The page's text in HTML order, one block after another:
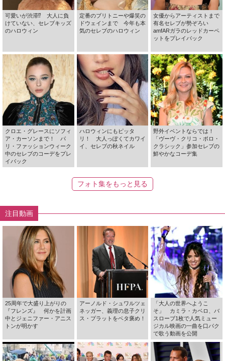
可愛いが渋滞⁉ 大人に負
けていない、セレブキッズ
のハロウィン
定番のブリトニーや爆笑の
ドウェインまで 今年も本
気のセレブのハロウィン
女優からアーティストまで
有名セレブが勢ぞろい
amfARガラのレッドカーペ
ットをプレイバック
クロエ・グレースにソフィ
ア・カーソンまで！ パ
リ・ファッションウィーク
中のセレブのコーデをプレ
イバック
ハロウィンにもピッタ
リ！ 大人っぽくてカワイ
イ、セレブの秋ネイル
野外イベントならでは！
「ヴーヴ・クリコ・ポロ・
クラシック」参加セレブの
鮮やかなコーデ集
フォト集をもっと見る
注目動画
25周年で大盛り上がりの
『フレンズ』 何かを計画
中とジェニファー・アニス
トンが明かす
アーノルド・シュワルツェ
ネッガー、義理の息子クリ
ス・プラットをベタ褒め！
「大人の世界へようこ
そ」 カミラ・カベロ、バ
スローブ1枚で人気ミュー
ジカル映画の一曲を口パク
で歌う動画を公開